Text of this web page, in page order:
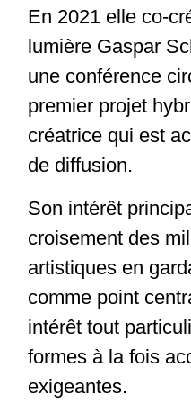
En 2021 elle co-
lumière Gaspar
une conférence
premier projet
créatrice qui est
de diffusion.
Son intérêt
croisement des
artistiques en
comme point
intérêt tout
formes à la fois
exigeantes.